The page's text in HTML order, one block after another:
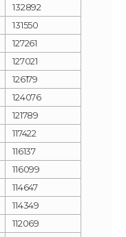
132892
131550
127261
127021
126179
124076
121789
117422
116137
116099
114647
114349
112069